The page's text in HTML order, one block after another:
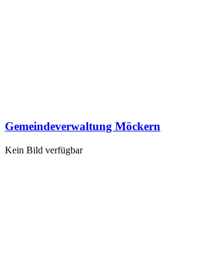
Gemeindeverwaltung Möckern
Kein Bild verfügbar